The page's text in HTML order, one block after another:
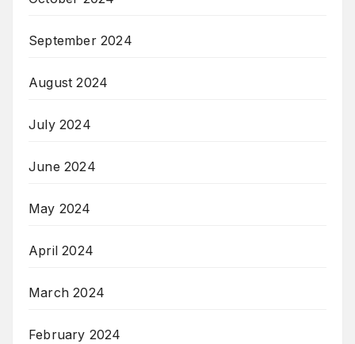
September 2024
August 2024
July 2024
June 2024
May 2024
April 2024
March 2024
February 2024